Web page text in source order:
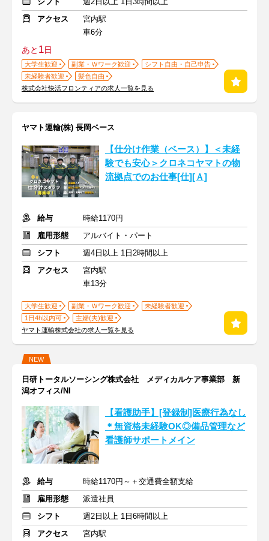
アクセス
宮内駅
車6分
あと 1日
大学生歓迎 副業・Ｗワーク歓迎
シフト自由・自己申告
未経験者歓迎
髪色自由
株式会社快活フロンティアの求人一覧を見る
ヤマト運輸(株) 長岡ベース
【仕分け作業（ベース）】＜未経
験でも安心＞クロネコヤマトの物
流拠点でのお仕事[仕][Ａ]
給与
時給1170円
雇用形態
アルバイト・パート
シフト
週4日以上 1日2時間以上
アクセス
宮内駅
車13分
大学生歓迎 副業・Ｗワーク歓迎
未経験者歓迎
1日4h以内可
主婦(夫)歓迎
ヤマト運輸株式会社の求人一覧を見る
NEW
日研トータルソーシング株式会社 メディカルケア事業部 新
潟オフィス/NI
【看護助手】[登録制]医療行為なし
＊無資格未経験OK◎備品管理など
看護師サポートメイン
給与
時給1170円～＋交通費全額支給
雇用形態
派遣社員
シフト
週2日以上 1日6時間以上
アクセス
宮内駅